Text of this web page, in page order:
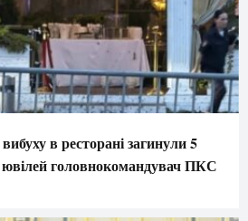
в ресторані загинули 5
ювілей головнокомандувач ПКС